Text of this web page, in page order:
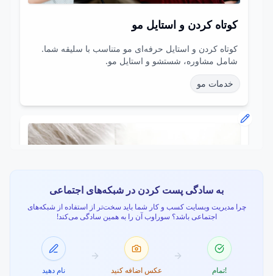
کوتاه کردن و استایل مو
کوتاه کردن و استایل حرفه‌ای مو متناسب با سلیقه شما.
شامل مشاوره، شستشو و استایل مو.
خدمات مو
به سادگی پست کردن در شبکه‌های اجتماعی
چرا مدیریت وبسایت کسب و کار شما باید سخت‌تر از استفاده از شبکه‌های
اجتماعی باشد؟ سوراوب آن را به همین سادگی می‌کند!
نام دهید عکس اضافه کنید تمام!